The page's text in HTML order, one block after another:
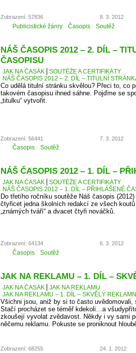
Zobrazení: 57836 8. 3. 2012
Publicistické žánry Časopis Soutěž
NÁŠ ČASOPIS 2012 – 2. DÍL –
ČASOPISU
JAK NA ČASÁK
SOUTĚŽE A CERTIFIKÁTY
NÁŠ ČASOPIS 2012 – 2. DÍL – TITULNÍ
Co udělá titulní stránku skvělou? Přeci to, co
takovém časopisu ihned sáhne. Pojďme se
„titulku“ vytvořit.
Zobrazení: 56441 7. 3. 2012
Časopis Soutěž
NÁŠ ČASOPIS 2012 – 1. DÍL –
JAK NA ČASÁK
SOUTĚŽE A CERTIFIKÁTY
NÁŠ ČASOPIS 2012 – 1. DÍL – PŘIHLÁŠENÉ
Do třetího ročníku soutěže Náš časopis
čtyřicet jedna školních redakcí ze všech
„známých tváří“ a dvacet čtyři nováčků.
Zobrazení: 64134 6. 3. 2012
Časopis Soutěž
JAK NA REKLAMU – 1. DÍL –
JAK NA ČASÁK
JAK NA REKLAMU
JAK NA REKLAMU – 1. DÍL – SKVĚLÝ
Všichni jsou, aniž by si to často
Stačí procházet se téměř kdekoli…a
zkoušejí vyvolat zvědavost. Někdy i vy sami
něčemu reklamu. Pokuste se proniknout
Zobrazení: 68255 24. 1. 2012